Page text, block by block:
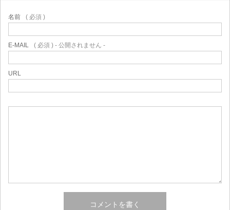
名前 ( 必須 )
E-MAIL ( 必須 ) - 公開されません -
URL